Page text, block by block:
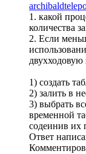
1. какой
количества
2. Если
1) создать
2) залить в
3) выбрать
временной
содеинив их
Ответ